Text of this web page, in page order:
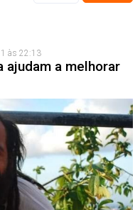
às 22:13
ajudam a melhorar